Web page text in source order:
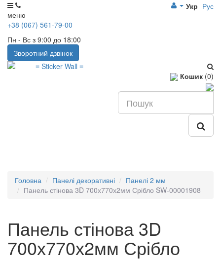
меню
Укр Рус
+38 (067) 561-79-00
Пн - Вс з 9:00 до 18:00
Зворотний дзвінок
Кошик (0)
Головна Панелі декоративні
Панелі 2 мм
Панель стінова 3D 700х770х2мм Срібло SW-00001908
Панель стінова 3D
700х770х2мм Срібло